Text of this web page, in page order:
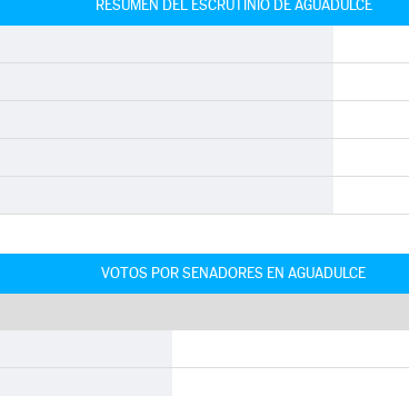
RESUMEN DEL ESCRUTINIO DE AGUADULCE
VOTOS POR SENADORES EN AGUADULCE